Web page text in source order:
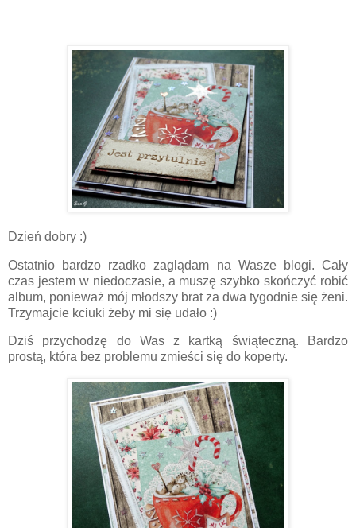
Dzień dobry :)
Ostatnio bardzo rzadko zaglądam na Wasze blogi. Cały
czas jestem w niedoczasie, a muszę szybko skończyć robić
album, ponieważ mój młodszy brat za dwa tygodnie się żeni.
Trzymajcie kciuki żeby mi się udało :)
Dziś przychodzę do Was z kartką świąteczną. Bardzo
prostą, która bez problemu zmieści się do koperty.